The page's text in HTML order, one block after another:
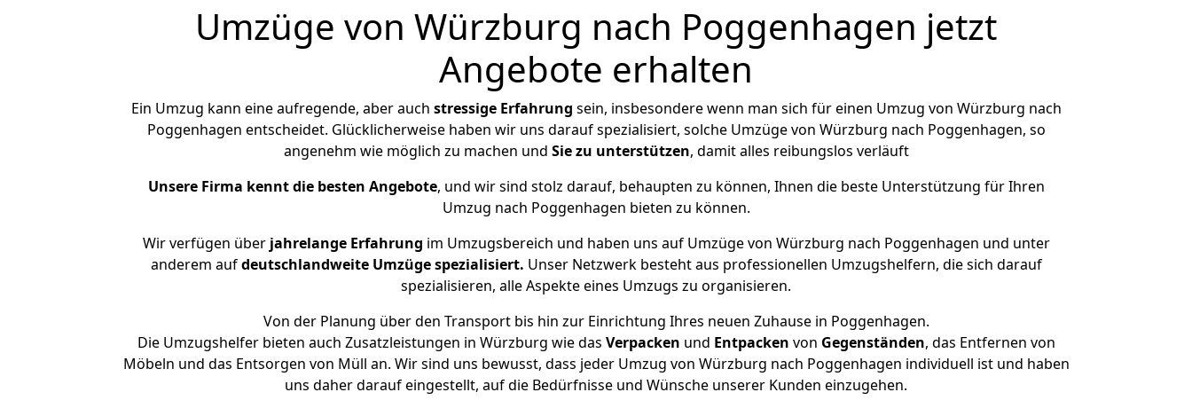
Umzüge von Würzburg nach Poggenhagen jetzt
Angebote erhalten
Ein Umzug kann eine aufregende, aber auch stressige Erfahrung sein, insbesondere wenn man sich für einen Umzug von Würzburg nach
Poggenhagen entscheidet. Glücklicherweise haben wir uns darauf spezialisiert, solche Umzüge von Würzburg nach Poggenhagen, so
angenehm wie möglich zu machen und Sie zu unterstützen, damit alles reibungslos verläuft
Unsere Firma kennt die besten Angebote, und wir sind stolz darauf, behaupten zu können, Ihnen die beste Unterstützung für Ihren
Umzug nach Poggenhagen bieten zu können.
Wir verfügen überjahrelange Erfahrung im Umzugsbereich und haben uns auf Umzüge von Würzburg nach Poggenhagen und unter
anderem aufdeutschlandweite Umzüge spezialisiert. Unser Netzwerk besteht aus professionellen Umzugshelfern, die sich darauf
spezialisieren, alle Aspekte eines Umzugs zu organisieren.
Von der Planung über den Transport bis hin zur Einrichtung Ihres neuen Zuhause in Poggenhagen.
Die Umzugshelfer bieten auch Zusatzleistungen in Würzburg wie das Verpacken und Entpacken von Gegenständen, das Entfernen von
Möbeln und das Entsorgen von Müll an. Wir sind uns bewusst, dass jeder Umzug von Würzburg nach Poggenhagen individuell ist und haben
uns daher darauf eingestellt, auf die Bedürfnisse und Wünsche unserer Kunden einzugehen.